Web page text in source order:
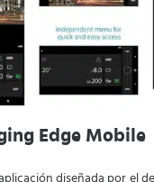
Edge Mobile
diseñada por el